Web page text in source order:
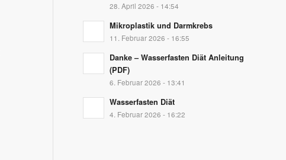
28. April 2026 - 14:54
Mikroplastik und Darmkrebs
11. Februar 2026 - 16:55
Danke – Wasserfasten Diät Anleitung
(PDF)
6. Februar 2026 - 13:41
Wasserfasten Diät
4. Februar 2026 - 16:22